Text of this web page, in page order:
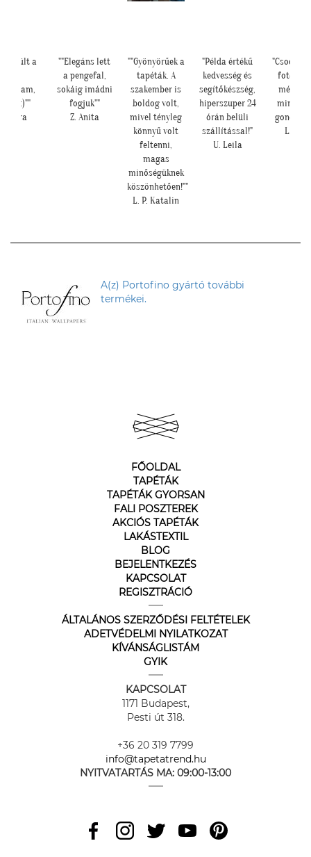
""Elegáns lett
a pengefal,
sokáig imádni
fogjuk""
""Gyönyörűek a
tapéták. A
szakember is
boldog volt,
mivel tényleg
könnyű volt
feltenni,
minőségüknek
köszönhetően!""
L. P. Katalin
"Példa értékű
kedvesség és
segítőkészség,
hiperszuper 24
órán belüli
szállítással!"
"Csodálatos a
fotótapéta
még szebb
mint ahogy
gondoltam!"
A(z) Portofino gyártó további
termékei.
FŐOLDAL
TAPÉTÁK
TAPÉTÁK GYORSAN
FALI POSZTEREK
AKCIÓS TAPÉTÁK
LAKÁSTEXTIL
BLOG
BEJELENTKEZÉS
KAPCSOLAT
REGISZTRÁCIÓ
ÁLTALÁNOS SZERZŐDÉSI FELTÉTELEK
ADETVÉDELMI NYILATKOZAT
KÍVÁNSÁGLISTÁM
GYIK
KAPCSOLAT
1171 Budapest,
Pesti út 318.
+36 20 319 7799
info@tapetatrend.hu
NYITVATARTÁS MA: 09:00-13:00